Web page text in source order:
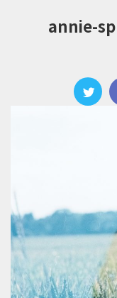
annie-